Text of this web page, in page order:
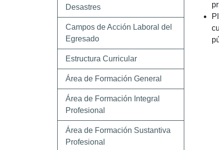
Desastres
Campos de Acción Laboral del
Egresado
Estructura Curricular
Área de Formación General
Área de Formación Integral
Profesional
Área de Formación Sustantiva
Profesional